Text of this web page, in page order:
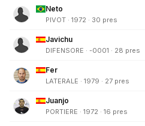
Neto
PIVOT · 1972 · 30 pres
Javichu
DIFENSORE · -0001 · 28 pres
Fer
LATERALE · 1979 · 27 pres
Juanjo
PORTIERE · 1972 · 16 pres